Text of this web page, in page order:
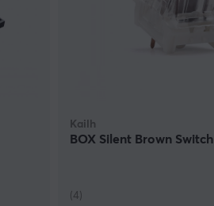
Kailh
BOX Silent Brown Switch
(4)